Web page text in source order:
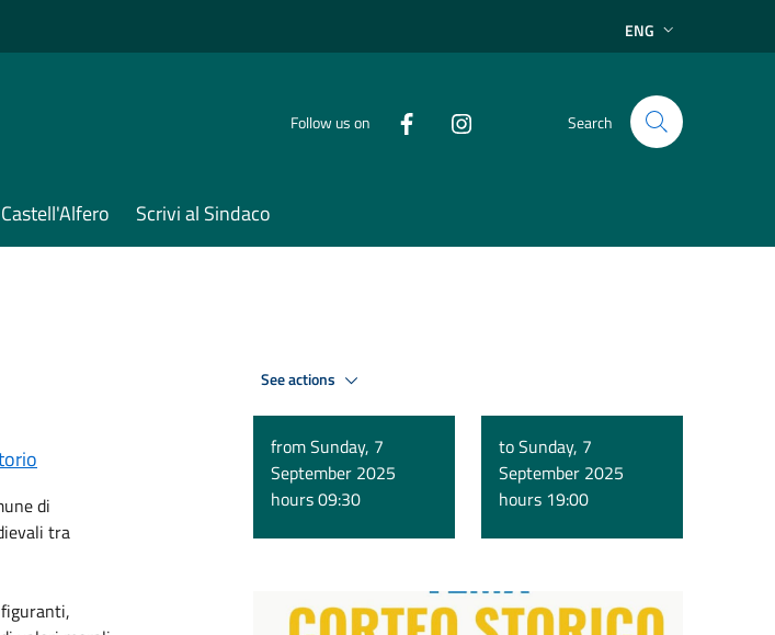
ENG
Follow us on Search
Scrivi al Sindaco
di
tra
See actions
from Sunday, 7
September 2025
hours 09:30
to Sunday, 7
September 2025
hours 19:00